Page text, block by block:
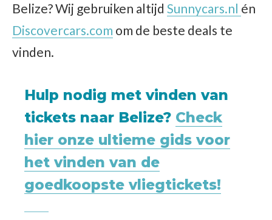
Belize? Wij gebruiken altijd Sunnycars.nl én
Discovercars.com om de beste deals te
vinden.
Hulp nodig met vinden van
tickets naar Belize? Check
hier onze ultieme gids voor
het vinden van de
goedkoopste vliegtickets!